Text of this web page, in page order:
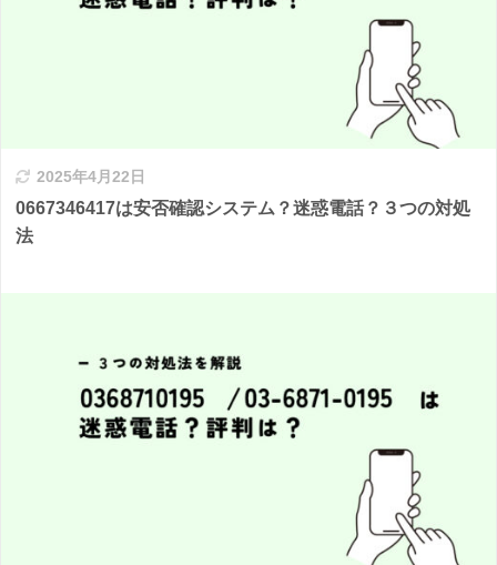
2025年4月22日
0667346417は安否確認システム？迷惑電話？３つの対処
法